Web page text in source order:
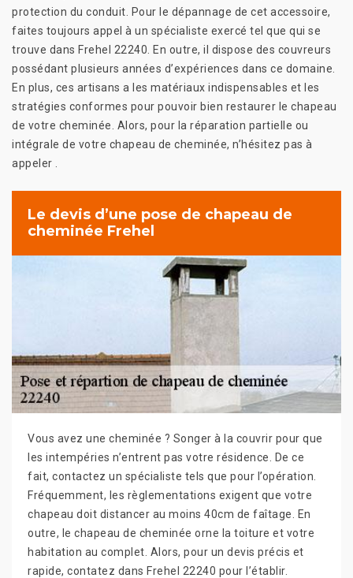
protection du conduit. Pour le dépannage de cet accessoire,
faites toujours appel à un spécialiste exercé tel que qui se
trouve dans Frehel 22240. En outre, il dispose des couvreurs
possédant plusieurs années d’expériences dans ce domaine.
En plus, ces artisans a les matériaux indispensables et les
stratégies conformes pour pouvoir bien restaurer le chapeau
de votre cheminée. Alors, pour la réparation partielle ou
intégrale de votre chapeau de cheminée, n’hésitez pas à
appeler .
Le devis d’une pose de chapeau de
cheminée Frehel
Vous avez une cheminée ? Songer à la couvrir pour que
les intempéries n’entrent pas votre résidence. De ce
fait, contactez un spécialiste tels que pour l’opération.
Fréquemment, les règlementations exigent que votre
chapeau doit distancer au moins 40cm de faîtage. En
outre, le chapeau de cheminée orne la toiture et votre
habitation au complet. Alors, pour un devis précis et
rapide, contatez dans Frehel 22240 pour l’établir.